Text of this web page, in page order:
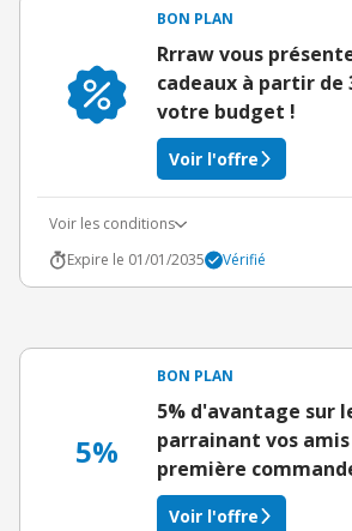
BON PLAN
Rrraw vous
cadeaux à partir de
votre budget !
Voir l'offre
Voir les conditions
Expire le 01/01/2035
Vérifié
5%
BON PLAN
5% d'avantage sur
parrainant vos
première
Voir l'offre